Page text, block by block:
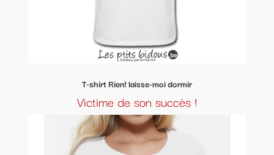
T-shirt Rien! laisse-moi dormir
Victime de son succès !